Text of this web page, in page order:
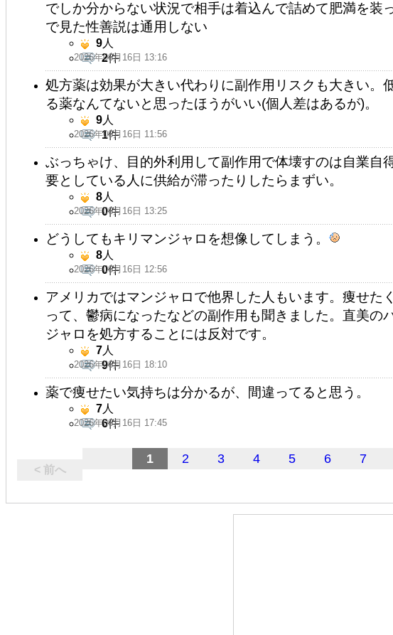
でしか分からない状況で相手は着込んで詰めて肥満を装
で見た性善説は通用しない
2026年06月16日 13:16
9人
2件
処方薬は効果が大きい代わりに副作用リスクも大きい。
る薬なんてないと思ったほうがいい(個人差はあるが)。
2026年06月16日 11:56
9人
1件
ぶっちゃけ、目的外利用して副作用で体壊すのは自業自
要としている人に供給が滞ったりしたらまずい。
2026年06月16日 13:25
8人
0件
どうしてもキリマンジャロを想像してしまう。
2026年06月16日 12:56
8人
0件
アメリカではマンジャロで他界した人もいます。痩せた
って、鬱病になったなどの副作用も聞きました。直美の
ジャロを処方することには反対です。
2026年06月16日 18:10
7人
9件
薬で痩せたい気持ちは分かるが、間違ってると思う。
2026年06月16日 17:45
7人
6件
< 前へ
1 2 3 4 5 6 7